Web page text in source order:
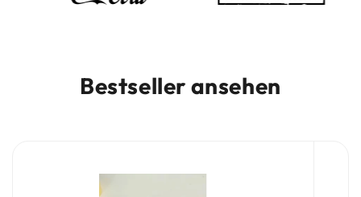
Bestseller ansehen